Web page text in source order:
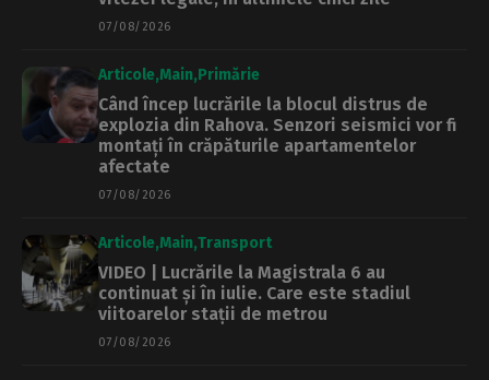
07/08/2026
Articole Main Primărie
Când încep lucrările la blocul distrus de
explozia din Rahova. Senzori seismici vor fi
montați în crăpăturile apartamentelor
afectate
07/08/2026
Articole Main Transport
VIDEO | Lucrările la Magistrala 6 au
continuat și în iulie. Care este stadiul
viitoarelor stații de metrou
07/08/2026